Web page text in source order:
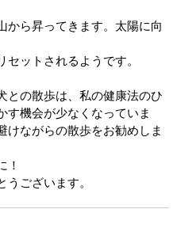
から昇ってきます。太陽に向
ットされるようです。
との散歩は、私の健康法のひ
す機会が少なくなっていま
けながらの散歩をお勧めしま
！
ございます。